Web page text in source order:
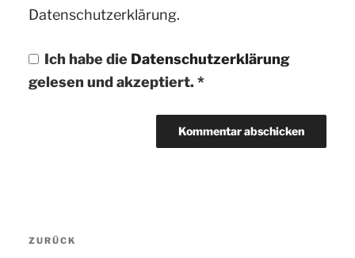
Datenschutzerklärung.
Ich habe die Datenschutzerklärung
gelesen und akzeptiert. *
Vorheriger
ZURÜCK